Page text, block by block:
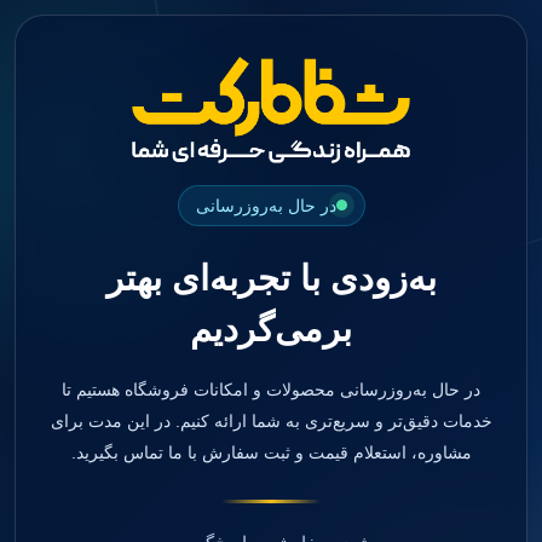
در حال به‌روزرسانی
به‌زودی با تجربه‌ای بهتر
برمی‌گردیم
در حال به‌روزرسانی محصولات و امکانات فروشگاه هستیم تا
خدمات دقیق‌تر و سریع‌تری به شما ارائه کنیم. در این مدت برای
مشاوره، استعلام قیمت و ثبت سفارش با ما تماس بگیرید.
جستجو
Impression Coping
صفحه اصلی
دندانپزشکی
مواد ترمیمی
کامپوزیت
کامپوزیت فلو
اسید اچ
باندینگ
بلیچینگ